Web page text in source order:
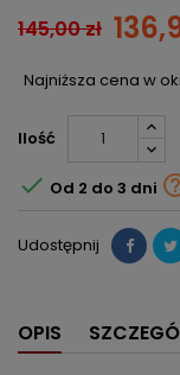
145,00 zł
Najniższa cena w
Ilość
 Od 2 do 3 dni
Udostępnij
OPIS